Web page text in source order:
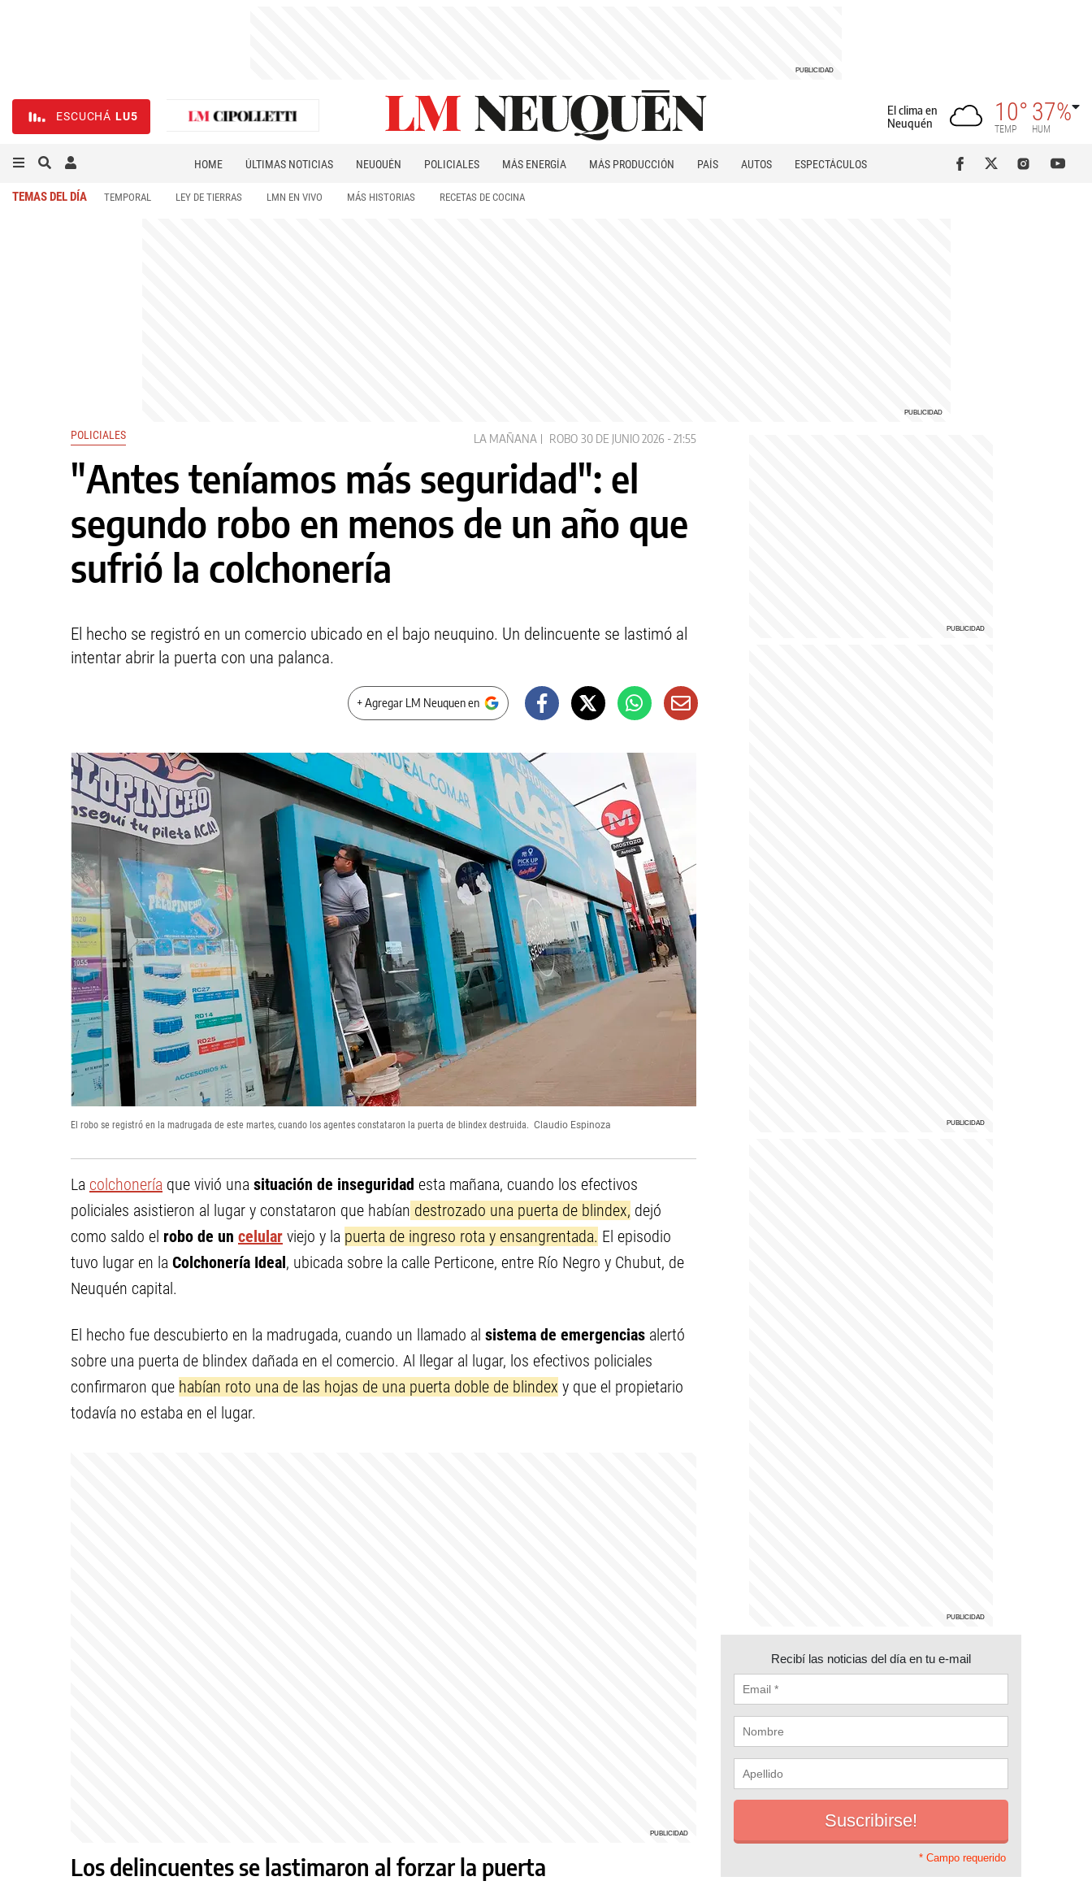
ESCUCHÁ LU5
El clima en
Neuquén
10°
TEMP
37%
HUM
HOME ÚLTIMAS NOTICIAS NEUQUÉN POLICIALES MÁS ENERGÍA MÁS PRODUCCIÓN PAÍS AUTOS
ESPECTÁCULOS
TEMAS DEL DÍA TEMPORAL LEY DE TIERRAS LMN EN VIVO MÁS HISTORIAS RECETAS DE COCINA
POLICIALES LA MAÑANA ROBO 30 DE JUNIO 2026 - 21:55
"Antes teníamos más seguridad": el
segundo robo en menos de un año que
sufrió la colchonería
El hecho se registró en un comercio ubicado en el bajo neuquino. Un delincuente se lastimó al
intentar abrir la puerta con una palanca.
+ Agregar LM Neuquen en
El robo se registró en la madrugada de este martes, cuando los agentes constataron la puerta de blindex destruida. Claudio Espinoza
La colchonería que vivió una situación de inseguridad esta mañana, cuando los efectivos
policiales asistieron al lugar y constataron que habían destrozado una puerta de blindex, dejó
como saldo el robo de un celular viejo y la puerta de ingreso rota y ensangrentada. El episodio
tuvo lugar en la Colchonería Ideal, ubicada sobre la calle Perticone, entre Río Negro y Chubut, de
Neuquén capital.
El hecho fue descubierto en la madrugada, cuando un llamado al sistema de emergencias alertó
sobre una puerta de blindex dañada en el comercio. Al llegar al lugar, los efectivos policiales
confirmaron que habían roto una de las hojas de una puerta doble de blindex y que el propietario
todavía no estaba en el lugar.
Los delincuentes se lastimaron al forzar la puerta
Recibí las noticias del día en tu e-mail
* Campo requerido